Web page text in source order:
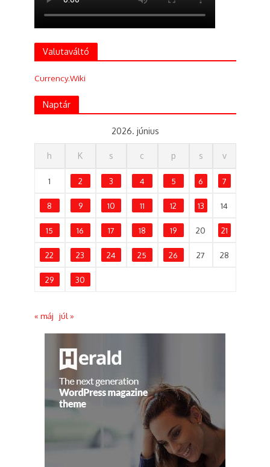
Valutaváltó
Currency.Wiki
Naptár
2026. június
h K s c p s v
1 2 3 4 5 6 7
8 9 10 11 12 13 14
15 16 17 18 19 20 21
22 23 24 25 26 27 28
29 30
« máj júl »